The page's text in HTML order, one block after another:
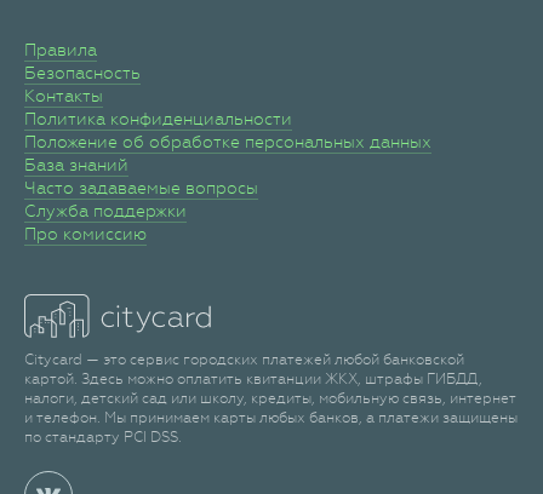
Правила
Безопасность
Контакты
Политика конфиденциальности
Положение об обработке персональных данных
База знаний
Часто задаваемые вопросы
Служба поддержки
Про комиссию
Citycard — это сервис городских платежей любой банковской
картой. Здесь можно оплатить квитанции ЖКХ, штрафы ГИБДД,
налоги, детский сад или школу, кредиты, мобильную связь, интернет
и телефон. Мы принимаем карты любых банков, а платежи защищены
по стандарту PCI DSS.